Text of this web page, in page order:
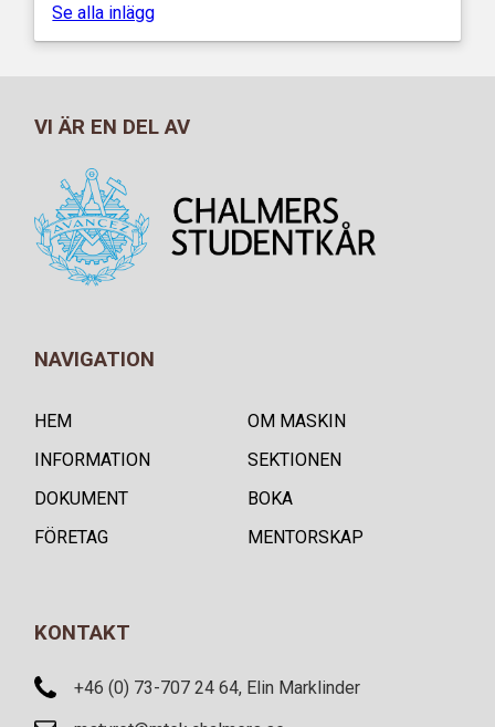
Se alla inlägg
VI ÄR EN DEL AV
NAVIGATION
HEM
OM MASKIN
INFORMATION
SEKTIONEN
DOKUMENT
BOKA
FÖRETAG
MENTORSKAP
KONTAKT
+46 (0) 73-707 24 64, Elin Marklinder